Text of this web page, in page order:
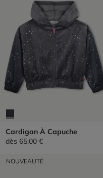
Cardigan À Capuche
dès 65,00 €
NOUVEAUTÉ